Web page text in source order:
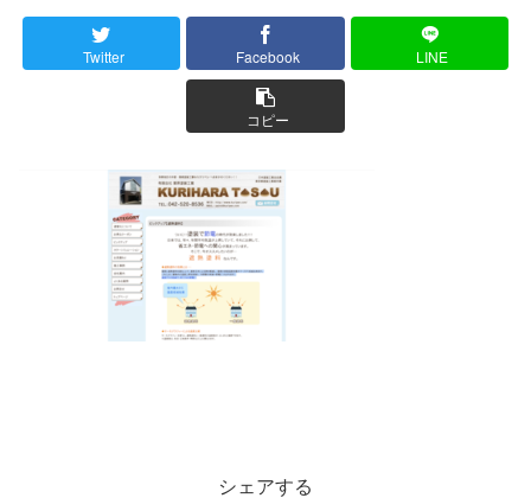
Twitter Facebook LINE
コピー
シェアする